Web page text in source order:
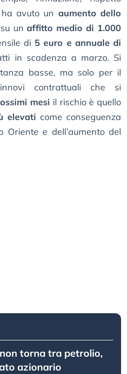
ha avuto un aumento dello
su unaffitto medio di 1.000
di 5 euro e annuale di
in scadenza a marzo. Si
basse, ma solo per il
contrattuali che si
mesi il rischio è quello
elevati come conseguenza
Oriente e dell’aumento del
non torna tra petrolio,
azionario